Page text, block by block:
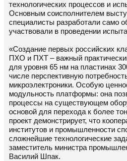
технологических процессов и
Основным соисполнителем
специалисты разработали само
участвовали в проведении
«Создание первых российских
ПХО и ПХТ – важный
для уровня 65 нм на пластинах
числе перспективную
микроэлектроники. Особую
модульность платформы: она
процессы на существующем
основой для перехода к более
проект демонстрирует, что
институтов и промышленности
сложнейшие технологические
заместитель министра
Василий Шпак.